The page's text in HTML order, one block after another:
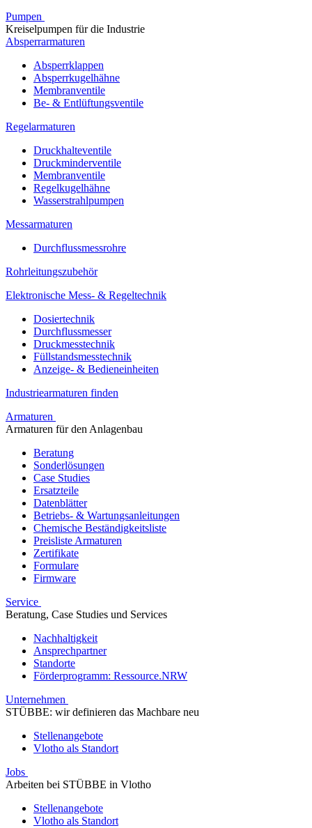
Pumpen
Kreiselpumpen für die Industrie
Absperrarmaturen
Absperrklappen
Absperrkugelhähne
Membranventile
Be- & Entlüftungsventile
Regelarmaturen
Druckhalteventile
Druckminderventile
Membranventile
Regelkugelhähne
Wasserstrahlpumpen
Messarmaturen
Durchflussmessrohre
Rohrleitungszubehör
Elektronische Mess- & Regeltechnik
Dosiertechnik
Durchflussmesser
Druckmesstechnik
Füllstandsmesstechnik
Anzeige- & Bedieneinheiten
Industriearmaturen finden
Armaturen
Armaturen für den Anlagenbau
Beratung
Sonderlösungen
Case Studies
Ersatzteile
Datenblätter
Betriebs- & Wartungsanleitungen
Chemische Beständigkeitsliste
Preisliste Armaturen
Zertifikate
Formulare
Firmware
Service
Beratung, Case Studies und Services
Nachhaltigkeit
Ansprechpartner
Standorte
Förderprogramm: Ressource.NRW
Unternehmen
STÜBBE: wir definieren das Machbare neu
Stellenangebote
Vlotho als Standort
Jobs
Arbeiten bei STÜBBE in Vlotho
Stellenangebote
Vlotho als Standort